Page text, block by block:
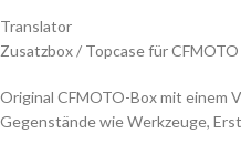
Translator
Zusatzbox / Topcase für
Original CFMOTO-Box mit einem
Gegenstände wie Werkzeuge,